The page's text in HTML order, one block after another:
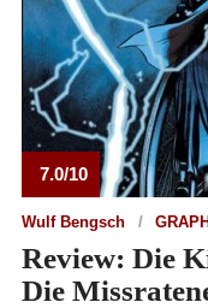
7.0/10
Wulf Bengsch
Review: Die
Die